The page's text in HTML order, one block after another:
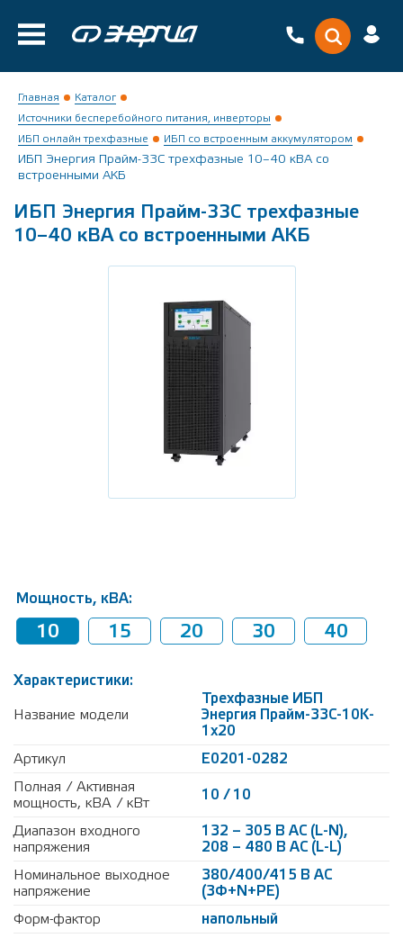
Главная
Каталог
Источники бесперебойного питания, инверторы
ИБП онлайн трехфазные
ИБП со встроенным аккумулятором
ИБП Энергия Прайм-33С трехфазные 10–40 кВА со
встроенными АКБ
ИБП Энергия Прайм-33С трехфазные
10–40 кВА со встроенными АКБ
Мощность, кВА:
10 15 20 30 40
Характеристики:
Название модели
Трехфазные ИБП
Энергия Прайм-33С-10K-
1х20
Артикул
Е0201-0282
Полная / Активная
мощность, кВА / кВт
10 / 10
Диапазон входного
напряжения
132 – 305 В АС (L-N),
208 – 480 В АС (L-L)
Номинальное выходное
напряжение
380/400/415 В АС
(3Ф+N+PE)
Форм-фактор
напольный